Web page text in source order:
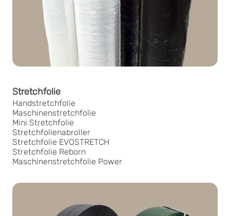
Stretchfolie
Handstretchfolie
Maschinenstretchfolie
Mini Stretchfolie
Stretchfolienabroller
Stretchfolie EVOSTRETCH
Stretchfolie Reborn
Maschinenstretchfolie Power